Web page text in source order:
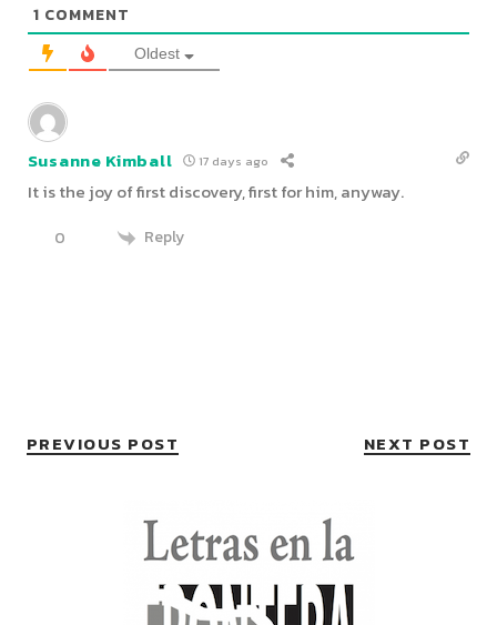
1 COMMENT
Oldest
Susanne Kimball 17 days ago
It is the joy of first discovery, first for him, anyway.
0 Reply
PREVIOUS POST NEXT POST